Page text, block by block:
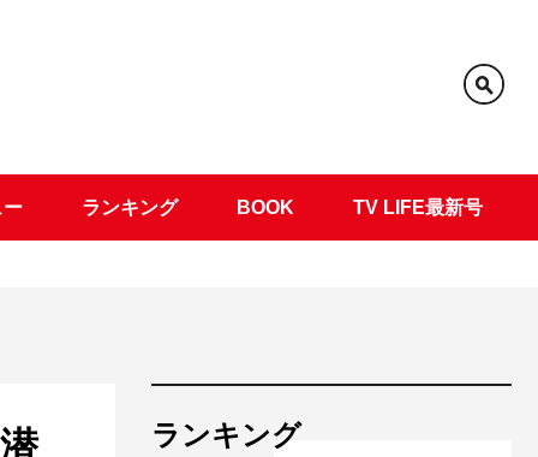
ー ランキング BOOK TV LIFE最新号
ランキング